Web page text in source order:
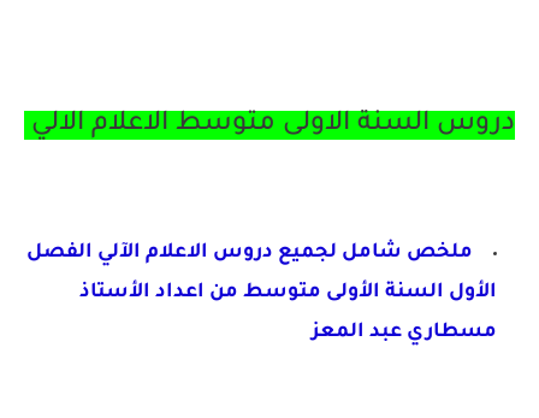
دروس السنة الاولى متوسط الاعلام الالي
ملخص شامل لجميع دروس الاعلام الآلي الفصل
الأول السنة الأولى متوسط من اعداد الأستاذ
مسطاري عبد المعز